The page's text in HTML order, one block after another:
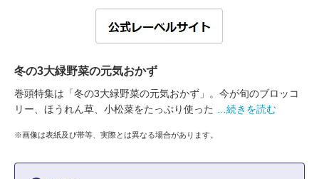
冬の3大緑野菜の元気おかず
巻頭特集は「冬の3大緑野菜の元気おかず」。今が旬のブロッコ
リー、ほうれん草、小松菜をたっぷり使った
…続きを読む
※画像は表紙及び帯等、実際とは異なる場合があります。